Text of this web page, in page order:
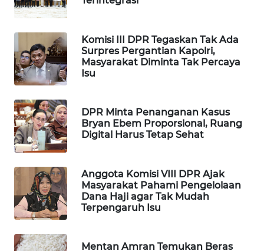
Komisi III DPR Tegaskan Tak Ada
Surpres Pergantian Kapolri,
Masyarakat Diminta Tak Percaya
Isu
DPR Minta Penanganan Kasus
Bryan Ebem Proporsional, Ruang
Digital Harus Tetap Sehat
Anggota Komisi VIII DPR Ajak
Masyarakat Pahami Pengelolaan
Dana Haji agar Tak Mudah
Terpengaruh Isu
Mentan Amran Temukan Beras
SPORT
WAHANA
UMKM
WAHANA
SELEB
WAHANA
PERSONA
WAHANA
OTOMOTIF
WAHANA
HEALTH